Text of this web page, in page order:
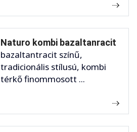
Naturo kombi bazaltanracit
bazaltantracit színű,
tradicionális stílusú, kombi
térkő finommosott ...